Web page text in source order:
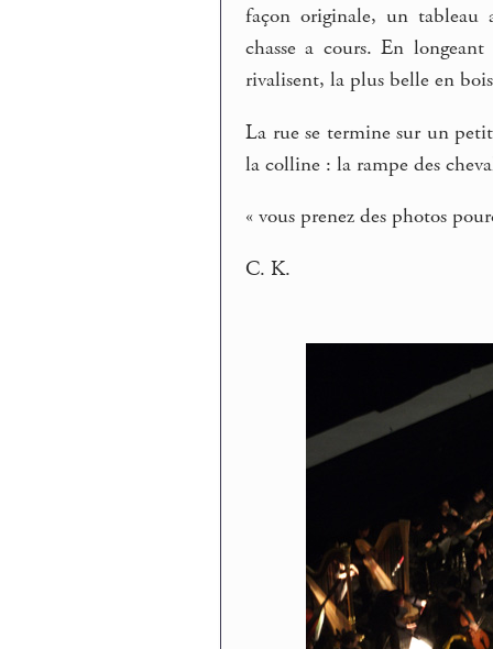
façon originale, un tableau
chasse a cours. En
rivalisent, la plus belle en
La rue se termine sur un
la colline : la rampe des
« vous prenez des photos
C. K.